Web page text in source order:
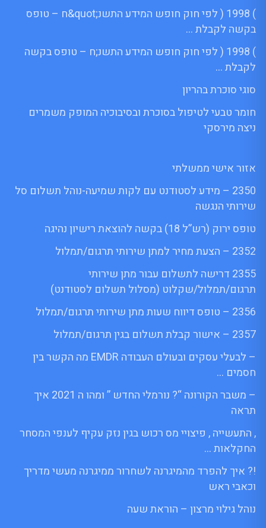
) 1998 ( לפי חוק חופש המידע התשנ;quot&ח – טופס
בקשה לקבלת …
) 1998 ( לפי חוק חופש המידע התשנ;ח – טופס בקשה
לקבלת …
סוגי סוכרת בהריון
חומר טבעי לטיפול בסוכרת ובסיבוכיה המופק משמרים
ניצה מירסקי
אזור אישי ממשלתי
2350 – מידע לסטודנט עם לקות שמיעה-נוהל תשלום סל
שירותי הנגשה
טופס ירוק (רש”ל 18) בקשה להוצאת רישיון נהיגה
2352 – הצעת מחיר למתן שירותי תרגום/תמלול
2355 דרישה לתשלום עבור מתן שירותי
תרגום/תמלול/שקלוט (מסלול תשלום לסטודנט)
2356 – טופס דיווח שעות מתן שירותי תרגום/תמלול
2357 – אישור קבלת תשלום בגין תרגום/תמלול
– לבעלי עסקים ובעולם העבודה EMDR מה הקשר בין
חסמים …
– משבר הקורונה “? נורמלי החדש ” ומהו ה 2021 איך
תראה
, התעשייה , פיצויי מס רכוש בגין נזק עקיף לענפי המסחר
החקלאות …
!? איך להפרד מהמיגרנה לשחרור ממיגרנה מעשי מדריך
וכאבי ראש
נוהל גילוי מרצון – הוראת שעה